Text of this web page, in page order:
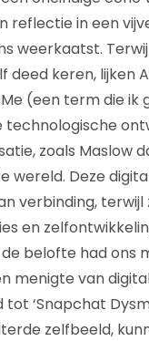
reflectie in een
weerkaatst.
deed keren,
(een term die
zoals Maslow
wereld. Deze
verbinding,
en
belofte had ons
menigte van
‘Snapchat
zelfbeeld,